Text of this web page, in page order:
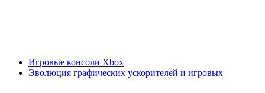
Игровые консоли Xbox
Эволюция графических ускорителей и игровых